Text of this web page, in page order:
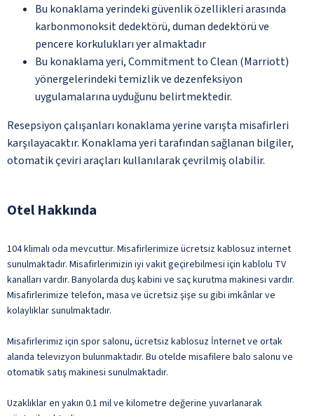
Bu konaklama yerindeki güvenlik özellikleri arasında
karbonmonoksit dedektörü, duman dedektörü ve
pencere korkulukları yer almaktadır
Bu konaklama yeri, Commitment to Clean (Marriott)
yönergelerindeki temizlik ve dezenfeksiyon
uygulamalarına uyduğunu belirtmektedir.
Resepsiyon çalışanları konaklama yerine varışta misafirleri
karşılayacaktır. Konaklama yeri tarafından sağlanan bilgiler,
otomatik çeviri araçları kullanılarak çevrilmiş olabilir.
Otel Hakkında
104 klimalı oda mevcuttur. Misafirlerimize ücretsiz kablosuz internet
sunulmaktadır. Misafirlerimizin iyi vakit geçirebilmesi için kablolu TV
kanalları vardır. Banyolarda duş kabini ve saç kurutma makinesi vardır.
Misafirlerimize telefon, masa ve ücretsiz şişe su gibi imkânlar ve
kolaylıklar sunulmaktadır.
Misafirlerimiz için spor salonu, ücretsiz kablosuz İnternet ve ortak
alanda televizyon bulunmaktadır. Bu otelde misafilere balo salonu ve
otomatik satış makinesi sunulmaktadır.
Uzaklıklar en yakın 0.1 mil ve kilometre değerine yuvarlanarak